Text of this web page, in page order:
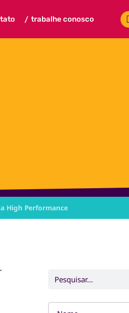
/ trabalhe conosco
High Performance